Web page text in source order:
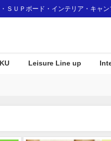
ＳＵＰボード・インテリア・キャ
Leisure Line up